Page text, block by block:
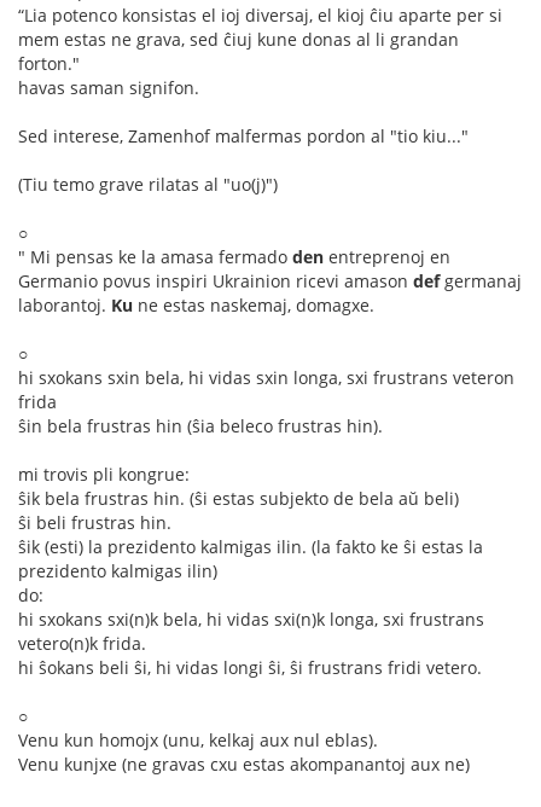
“Lia potenco konsistas el ioj diversaj, el kioj ĉiu aparte per si
mem estas ne grava, sed ĉiuj kune donas al li grandan
forton."
havas saman signifon.
Sed interese, Zamenhof malfermas pordon al "tio kiu..."
(Tiu temo grave rilatas al "uo(j)")
○
" Mi pensas ke la amasa fermado den entreprenoj en
Germanio povus inspiri Ukrainion ricevi amason defgermanaj
laborantoj. Ku ne estas naskemaj, domagxe.
○
hi sxokans sxin bela, hi vidas sxin longa, sxi frustrans veteron
frida
ŝin bela frustras hin (ŝia beleco frustras hin).
mi trovis pli kongrue:
ŝik bela frustras hin. (ŝi estas subjekto de bela aŭ beli)
ŝi beli frustras hin.
ŝik (esti) la prezidento kalmigas ilin. (la fakto ke ŝi estas la
prezidento kalmigas ilin)
do:
hi sxokans sxi(n)k bela, hi vidas sxi(n)k longa, sxi frustrans
vetero(n)k frida.
hi ŝokans beli ŝi, hi vidas longi ŝi, ŝi frustrans fridi vetero.
○
Venu kun homojx (unu, kelkaj aux nul eblas).
Venu kunjxe (ne gravas cxu estas akompanantoj aux ne)